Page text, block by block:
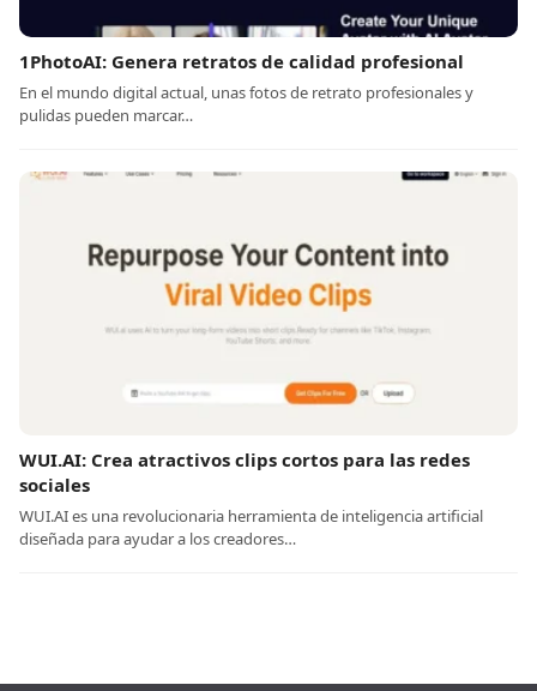
1PhotoAI: Genera retratos de calidad profesional
En el mundo digital actual, unas fotos de retrato profesionales y
pulidas pueden marcar…
WUI.AI: Crea atractivos clips cortos para las redes
sociales
WUI.AI es una revolucionaria herramienta de inteligencia artificial
diseñada para ayudar a los creadores…